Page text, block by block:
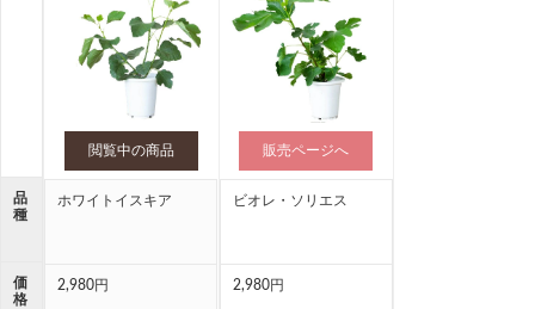
品
種
価
格
閲覧中の商品
ホワイトイスキア
2,980円
販売ページへ
ビオレ・ソリエス
2,980円